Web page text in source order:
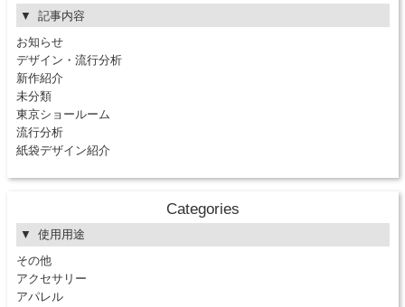
記事内容
お知らせ
デザイン・流行分析
新作紹介
未分類
東京ショールーム
流行分析
紙袋デザイン紹介
Categories
使用用途
その他
アクセサリー
アパレル